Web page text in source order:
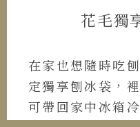
花毛獨
在家也想隨時吃
定獨享刨冰袋，
可帶回家中冰箱